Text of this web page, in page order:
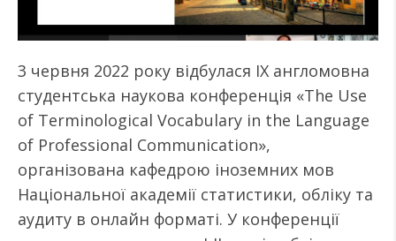
3 червня 2022 року відбулася IX англомовна
студентська наукова конференція «The Use
of Terminological Vocabulary in the Language
of Professional Communication»,
організована кафедрою іноземних мов
Національної академії статистики, обліку та
аудиту в онлайн форматі. У конференції